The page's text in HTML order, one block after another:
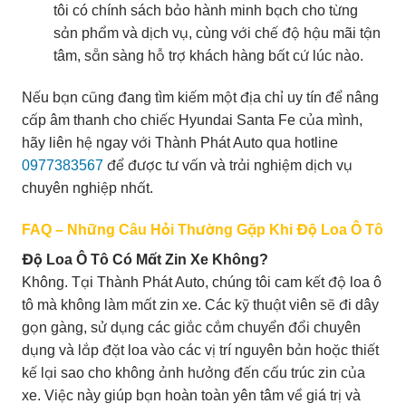
tôi có chính sách bảo hành minh bạch cho từng
sản phẩm và dịch vụ, cùng với chế độ hậu mãi tận
tâm, sẵn sàng hỗ trợ khách hàng bất cứ lúc nào.
Nếu bạn cũng đang tìm kiếm một địa chỉ uy tín để nâng
cấp âm thanh cho chiếc Hyundai Santa Fe của mình,
hãy liên hệ ngay với Thành Phát Auto qua hotline
0977383567 để được tư vấn và trải nghiệm dịch vụ
chuyên nghiệp nhất.
FAQ – Những Câu Hỏi Thường Gặp Khi Độ Loa Ô Tô
Độ Loa Ô Tô Có Mất Zin Xe Không?
Không. Tại Thành Phát Auto, chúng tôi cam kết độ loa ô
tô mà không làm mất zin xe. Các kỹ thuật viên sẽ đi dây
gọn gàng, sử dụng các giắc cắm chuyển đổi chuyên
dụng và lắp đặt loa vào các vị trí nguyên bản hoặc thiết
kế lại sao cho không ảnh hưởng đến cấu trúc zin của
xe. Việc này giúp bạn hoàn toàn yên tâm về giá trị và